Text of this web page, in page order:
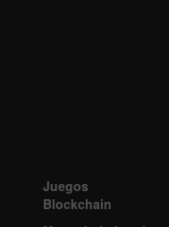
Juegos
Blockchain